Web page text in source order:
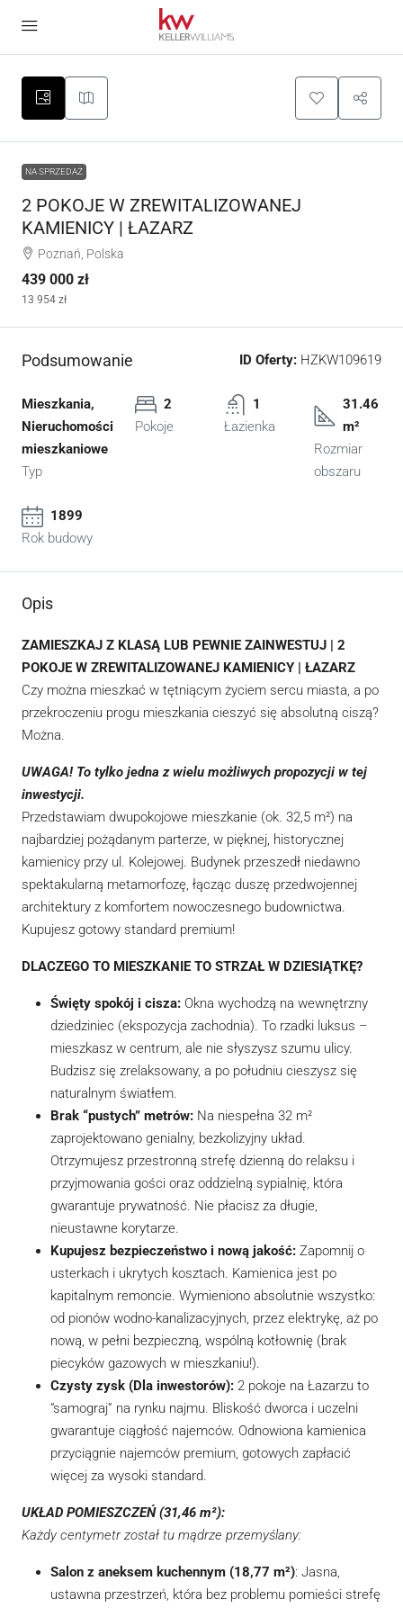
NA SPRZEDAŻ
2 POKOJE W ZREWITALIZOWANEJ
KAMIENICY | ŁAZARZ
Poznań, Polska
439 000 zł
13 954 zł
Podsumowanie ID Oferty: HZKW109619
Mieszkania,
Nieruchomości
mieszkaniowe
Typ
2
Pokoje
1
Łazienka
31.46
m²
Rozmiar
obszaru
1899
Rok budowy
Opis
ZAMIESZKAJ Z KLASĄ LUB PEWNIE ZAINWESTUJ | 2
POKOJE W ZREWITALIZOWANEJ KAMIENICY | ŁAZARZ
Czy można mieszkać w tętniącym życiem sercu miasta, a po
przekroczeniu progu mieszkania cieszyć się absolutną ciszą?
Można.
UWAGA! To tylko jedna z wielu możliwych propozycji w tej
inwestycji.
Przedstawiam dwupokojowe mieszkanie (ok. 32,5 m²) na
najbardziej pożądanym parterze, w pięknej, historycznej
kamienicy przy ul. Kolejowej. Budynek przeszedł niedawno
spektakularną metamorfozę, łącząc duszę przedwojennej
architektury z komfortem nowoczesnego budownictwa.
Kupujesz gotowy standard premium!
DLACZEGO TO MIESZKANIE TO STRZAŁ W DZIESIĄTKĘ?
Święty spokój i cisza: Okna wychodzą na wewnętrzny
dziedziniec (ekspozycja zachodnia). To rzadki luksus –
mieszkasz w centrum, ale nie słyszysz szumu ulicy.
Budzisz się zrelaksowany, a po południu cieszysz się
naturalnym światłem.
Brak “pustych” metrów: Na niespełna 32 m²
zaprojektowano genialny, bezkolizyjny układ.
Otrzymujesz przestronną strefę dzienną do relaksu i
przyjmowania gości oraz oddzielną sypialnię, która
gwarantuje prywatność. Nie płacisz za długie,
nieustawne korytarze.
Kupujesz bezpieczeństwo i nową jakość: Zapomnij o
usterkach i ukrytych kosztach. Kamienica jest po
kapitalnym remoncie. Wymieniono absolutnie wszystko:
od pionów wodno-kanalizacyjnych, przez elektrykę, aż po
nową, w pełni bezpieczną, wspólną kotłownię (brak
piecyków gazowych w mieszkaniu!).
Czysty zysk (Dla inwestorów): 2 pokoje na Łazarzu to
“samograj” na rynku najmu. Bliskość dworca i uczelni
gwarantuje ciągłość najemców. Odnowiona kamienica
przyciągnie najemców premium, gotowych zapłacić
więcej za wysoki standard.
UKŁAD POMIESZCZEŃ (31,46 m²):
Każdy centymetr został tu mądrze przemyślany:
Salon z aneksem kuchennym (18,77 m²): Jasna,
ustawna przestrzeń, która bez problemu pomieści strefę